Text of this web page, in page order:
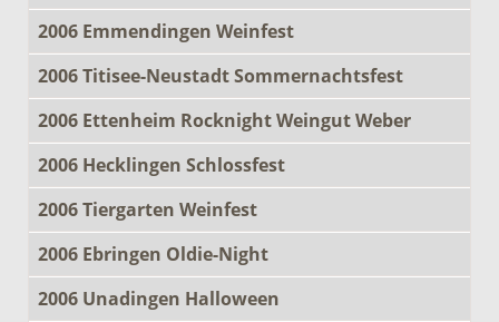
2006 Emmendingen Weinfest
2006 Titisee-Neustadt Sommernachtsfest
2006 Ettenheim Rocknight Weingut Weber
2006 Hecklingen Schlossfest
2006 Tiergarten Weinfest
2006 Ebringen Oldie-Night
2006 Unadingen Halloween